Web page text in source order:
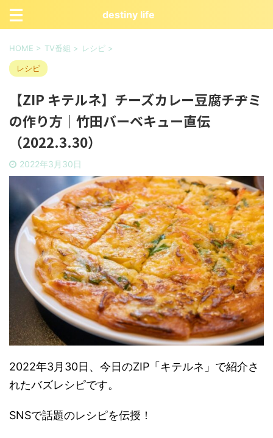
destiny life
HOME > TV番組 > レシピ >
レシピ
【ZIP キテルネ】チーズカレー豆腐チヂミ
の作り方｜竹田バーベキュー直伝
（2022.3.30）
2022年3月30日
2022年3月30日、今日のZIP「キテルネ」で紹介さ
れたバズレシピです。
SNSで話題のレシピを伝授！